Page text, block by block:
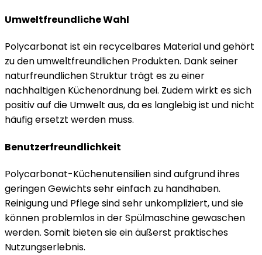
Umweltfreundliche Wahl
Polycarbonat ist ein recycelbares Material und gehört
zu den umweltfreundlichen Produkten. Dank seiner
naturfreundlichen Struktur trägt es zu einer
nachhaltigen Küchenordnung bei. Zudem wirkt es sich
positiv auf die Umwelt aus, da es langlebig ist und nicht
häufig ersetzt werden muss.
Benutzerfreundlichkeit
Polycarbonat-Küchenutensilien sind aufgrund ihres
geringen Gewichts sehr einfach zu handhaben.
Reinigung und Pflege sind sehr unkompliziert, und sie
können problemlos in der Spülmaschine gewaschen
werden. Somit bieten sie ein äußerst praktisches
Nutzungserlebnis.